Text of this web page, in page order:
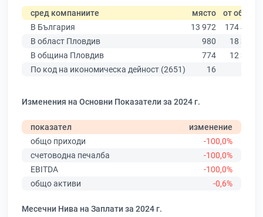
сред компаниите място от общо
В България
13 972
174 403
В област Пловдив
980
18 305
В община Пловдив
774
12 387
По код на икономическа дейност (2651)
16
Изменения на Основни Показатели за 2024 г.
показател
изменение
общо приходи
-100,0%
счетоводна печалба
-100,0%
EBITDA
-100,0%
общо активи
-0,6%
Месечни Нива на Заплати за 2024 г.